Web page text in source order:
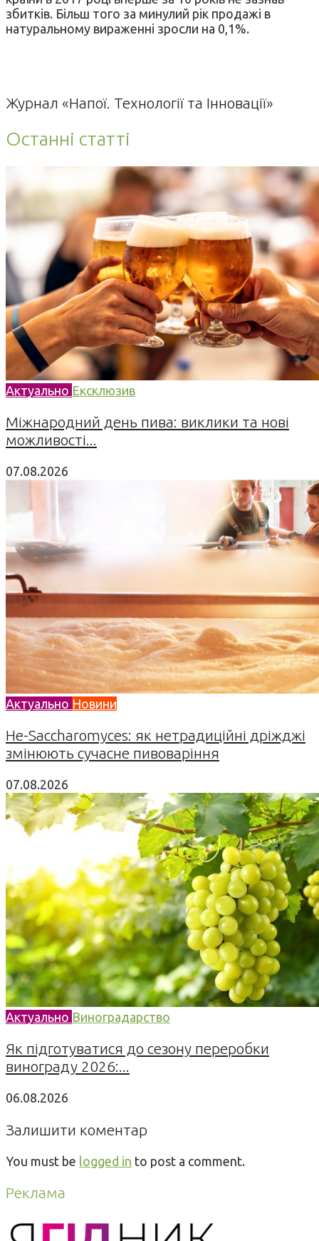
збитків. Більш того за минулий рік продажі в
натуральному вираженні зросли на 0,1%.
Журнал «Напої. Технології та Інновації»
Останні статті
Актуально Ексклюзив
Міжнародний день пива: виклики та нові
можливості...
07.08.2026
Актуально Новини
Не-Saccharomyces: як нетрадиційні дріжджі
змінюють сучасне пивоваріння
07.08.2026
Актуально Виноградарство
Як підготуватися до сезону переробки
винограду 2026:...
06.08.2026
Залишити коментар
You must be logged in to post a comment.
Реклама